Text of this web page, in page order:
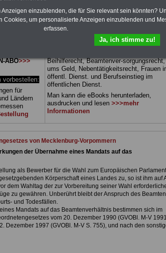
in Bund und
ABO>>>
vorbestellen:
für
Ländern
Dienst.Zum Komplett-preis von 15 Euro
Jahr können Sie zehn Bücher als eBook
herunterladen, auch für Beschäftigte -
und Tarifbeschäftigte - desLandes
Mecklenburg-Vorpommerngeeignet: die
Beihilferecht, Beamtenver-sorgungsrecht,
ums Geld, Nebentätigkeitsrecht, Frauen
öffentl. Dienst. und Berufseinstieg im
öffentlichen Dienst.
Man kann die eBooks herunterladen,
ausdrucken und lesen >>>mehr
Informationen
von Mecklenburg-Vorpommern
der Übernahme eines Mandats auf das
als Bewerber für die Wahl zum Europäischen
Körperschaft eines Landes zu, so ist ihm auf
dem Wahltag der zur Vorbereitung seiner Wahl
zu gewähren. Unberührt bleibt der Anspruch des
und Todesfällen.
Mandats auf das Beamtenverhältnis bestimmen sich im
vom 20. Dezember 1990 (GVOBl. M-V
Dezember 1997 (GVOBl. M-V S. 755), und nach den
einzublenden, die für Sie relevant sein könnten?
Cookies, um personalisierte Anzeigen einzublenden und
erfassen.
Ja, ich stimme zu!